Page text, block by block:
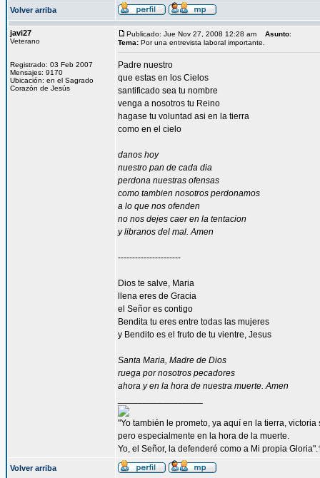
Volver arriba
javi27
Veterano
Registrado: 03 Feb 2007
Mensajes: 9170
Ubicación: en el Sagrado
Corazón de Jesús
Publicado: Jue Nov 27, 2008 12:28 am Asunto:
Tema: Por una entrevista laboral importante.
Padre nuestro
que estas en los Cielos
santificado sea tu nombre
venga a nosotros tu Reino
hagase tu voluntad asi en la tierra
como en el cielo
danos hoy
nuestro pan de cada dia
perdona nuestras ofensas
como tambien nosotros perdonamos
a lo que nos ofenden
no nos dejes caer en la tentacion
y libranos del mal. Amen
----------------------
Dios te salve, Maria
llena eres de Gracia
el Señor es contigo
Bendita tu eres entre todas las mujeres
y Bendito es el fruto de tu vientre, Jesus
Santa Maria, Madre de Dios
ruega por nosotros pecadores
ahora y en la hora de nuestra muerte. Amen
"Yo también le prometo, ya aquí en la tierra,
pero especialmente en la hora de la muerte.
Yo, el Señor, la defenderé como a Mi propia
Volver arriba